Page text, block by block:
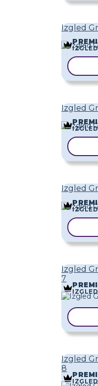
Izgled
IZGLED
Izgled
IZGLED
Izgled
IZGLED
Izgled
7
IZGLED
Izgled
8
IZGLED